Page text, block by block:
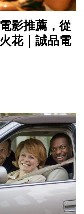
影推薦，從
花｜誠品電